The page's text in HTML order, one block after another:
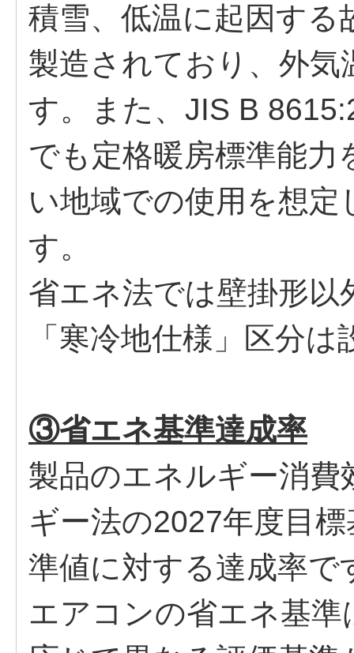
積雪、低温に起因する
製造されており、外
す。また、JIS B
でも定格暖房標準能
い地域での使用を想
す。
省エネ法では壁掛形
「寒冷地仕様」区分
③省エネ基準達成率
製品のエネルギー消
ギー法の2027年度目
準値に対する達成率で
エアコンの省エネ基